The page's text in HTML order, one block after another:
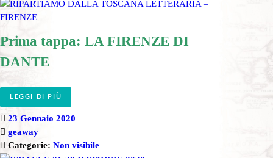
Prima tappa: LA FIRENZE DI
DANTE
LEGGI DI PIÙ
23 Gennaio 2020
geaway
Categorie: Non visibile